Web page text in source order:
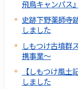
飛鳥キャンパス
史跡下野薬師寺
しました
しもつけ古墳群
携事業～
【しもつけ風
しました